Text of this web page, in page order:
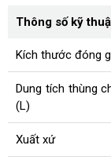
Thông số kỹ
Kích thước đóng
Dung tích thùng
(L)
Xuất xứ